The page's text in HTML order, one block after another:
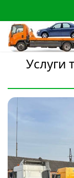
Услуги